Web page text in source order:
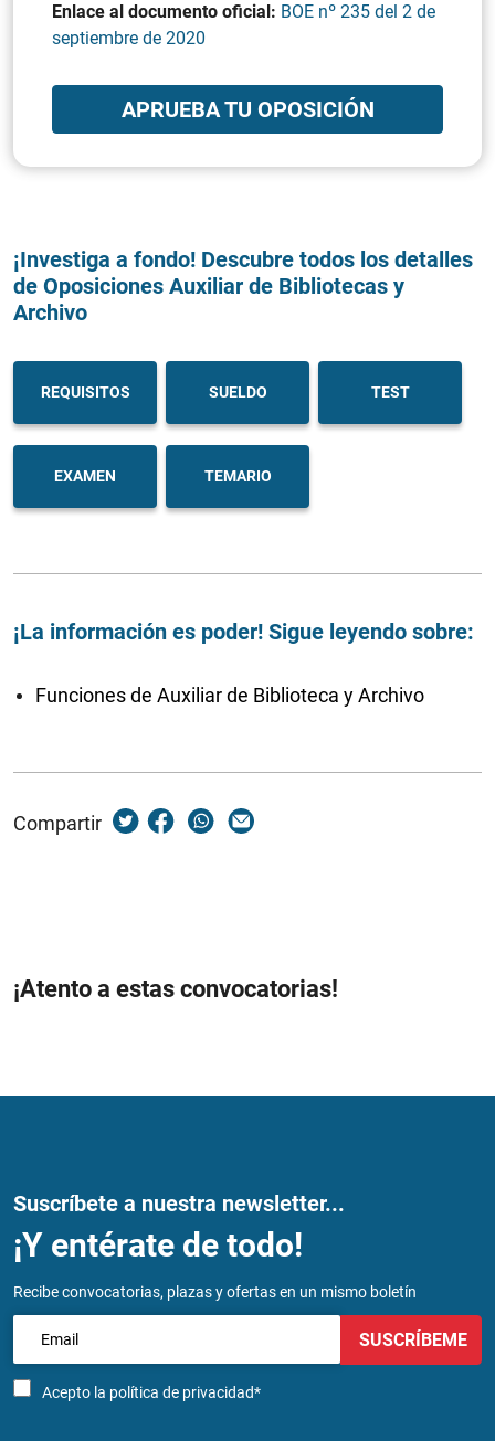
Enlace al documento oficial: BOE nº 235 del 2 de
septiembre de 2020
APRUEBA TU OPOSICIÓN
¡Investiga a fondo! Descubre todos los detalles
de Oposiciones Auxiliar de Bibliotecas y
Archivo
REQUISITOS SUELDO TEST
EXAMEN TEMARIO
¡La información es poder! Sigue leyendo sobre:
Funciones de Auxiliar de Biblioteca y Archivo
Compartir
¡Atento a estas convocatorias!
Suscríbete a nuestra newsletter...
¡Y entérate de todo!
Recibe convocatorias, plazas y ofertas en un mismo boletín
Acepto la política de privacidad*
SUSCRÍBEME